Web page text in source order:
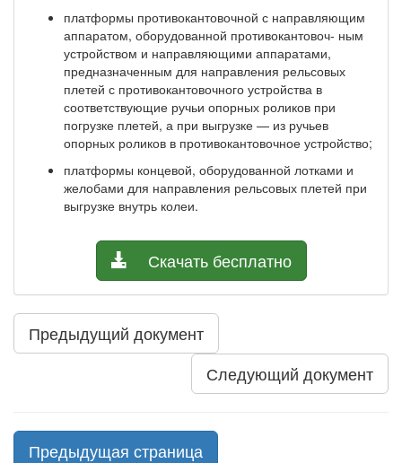
платформы противокантовочной с направляющим
аппаратом, оборудованной противокантовоч- ным
устройством и направляющими аппаратами,
предназначенным для направления рельсовых
плетей с противокантовочного устройства в
соответствующие ручьи опорных роликов при
погрузке плетей, а при выгрузке — из ручьев
опорных роликов в противокантовочное устройство;
платформы концевой, оборудованной лотками и
желобами для направления рельсовых плетей при
выгрузке внутрь колеи.
Скачать бесплатно
Предыдущий документ
Следующий документ
Предыдущая страница